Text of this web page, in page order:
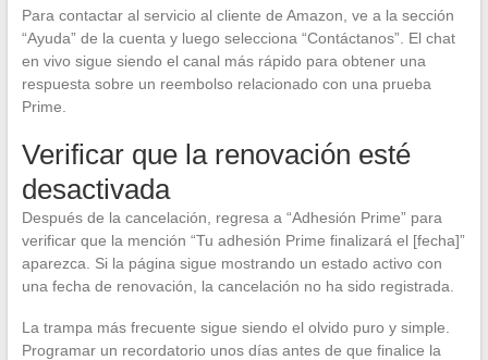
Para contactar al servicio al cliente de Amazon, ve a la sección
“Ayuda” de la cuenta y luego selecciona “Contáctanos”. El chat
en vivo sigue siendo el canal más rápido para obtener una
respuesta sobre un reembolso relacionado con una prueba
Prime.
Verificar que la renovación esté
desactivada
Después de la cancelación, regresa a “Adhesión Prime” para
verificar que la mención “Tu adhesión Prime finalizará el [fecha]”
aparezca. Si la página sigue mostrando un estado activo con
una fecha de renovación, la cancelación no ha sido registrada.
La trampa más frecuente sigue siendo el olvido puro y simple.
Programar un recordatorio unos días antes de que finalice la